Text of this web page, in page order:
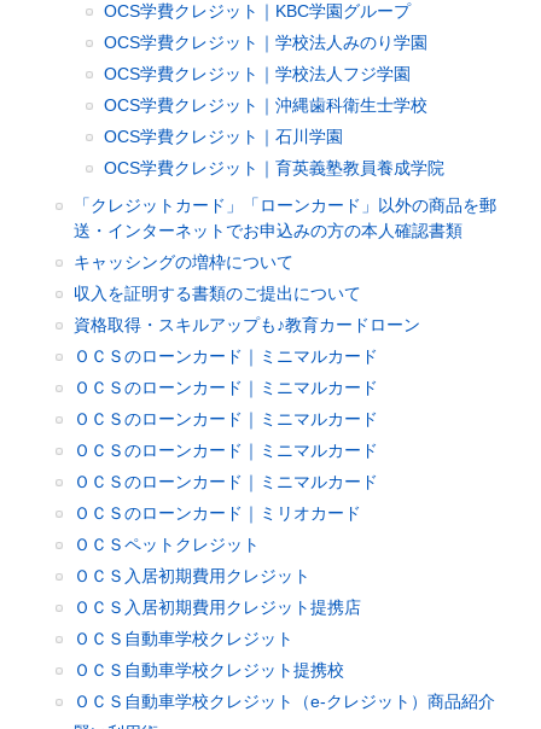
OCS学費クレジット｜KBC学園グループ
OCS学費クレジット｜学校法人みのり学園
OCS学費クレジット｜学校法人フジ学園
OCS学費クレジット｜沖縄歯科衛生士学校
OCS学費クレジット｜石川学園
OCS学費クレジット｜育英義塾教員養成学院
「クレジットカード」「ローンカード」以外の商品を郵
送・インターネットでお申込みの方の本人確認書類
キャッシングの増枠について
収入を証明する書類のご提出について
資格取得・スキルアップも♪教育カードローン
ＯＣＳのローンカード｜ミニマルカード
ＯＣＳのローンカード｜ミニマルカード
ＯＣＳのローンカード｜ミニマルカード
ＯＣＳのローンカード｜ミニマルカード
ＯＣＳのローンカード｜ミニマルカード
ＯＣＳのローンカード｜ミリオカード
ＯＣＳペットクレジット
ＯＣＳ入居初期費用クレジット
ＯＣＳ入居初期費用クレジット提携店
ＯＣＳ自動車学校クレジット
ＯＣＳ自動車学校クレジット提携校
ＯＣＳ自動車学校クレジット（e-クレジット）商品紹介